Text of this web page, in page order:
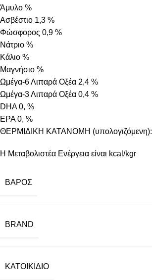
Άμυλο %
Ασβέστιο 1,3 %
Φώσφορος 0,9 %
Νάτριο %
Κάλιο %
Μαγνήσιο %
Ωμέγα-6 Λιπαρά Οξέα 2,4 %
Ωμέγα-3 Λιπαρά Οξέα 0,4 %
DHA 0, %
EPA 0, %
ΘΕΡΜΙΔΙΚΗ ΚΑΤΑΝΟΜΗ (υπολογιζόμενη):
Η Μεταβολιστέα Ενέργεια είναι kcal/kgr
ΒΆΡΟΣ
BRAND
ΚΑΤΟΙΚΊΔΙΟ